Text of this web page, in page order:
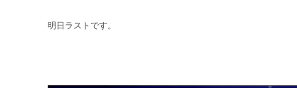
明日ラストです。